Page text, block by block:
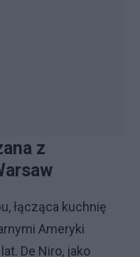
z
łącząca kuchnię
Ameryki
De Niro, jako